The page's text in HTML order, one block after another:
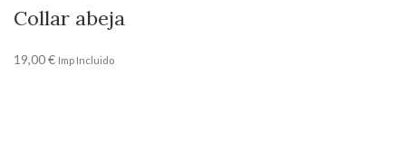
Collar abeja
19,00€ Imp Incluido